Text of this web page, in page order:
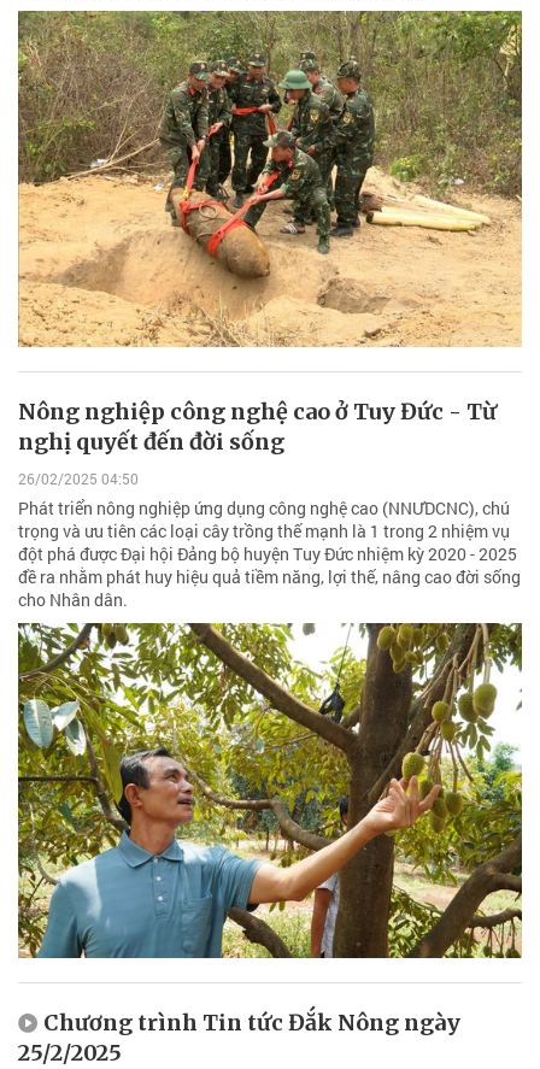
Nông nghiệp công nghệ cao ở Tuy Đức - Từ
nghị quyết đến đời sống
26/02/2025 04:50
Phát triển nông nghiệp ứng dụng công nghệ cao (NNƯDCNC), chú
trọng và ưu tiên các loại cây trồng thế mạnh là 1 trong 2 nhiệm vụ
đột phá được Đại hội Đảng bộ huyện Tuy Đức nhiệm kỳ 2020 - 2025
đề ra nhằm phát huy hiệu quả tiềm năng, lợi thế, nâng cao đời sống
cho Nhân dân.
Chương trình Tin tức Đắk Nông ngày
25/2/2025